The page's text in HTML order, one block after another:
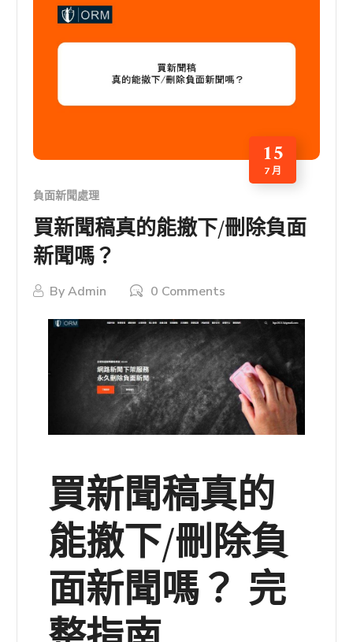
15
7 月
負面新聞處理
買新聞稿真的能撤下/刪除負面
新聞嗎？
ByAdmin 0 Comments
買新聞稿真的
能撤下/刪除負
面新聞嗎？ 完